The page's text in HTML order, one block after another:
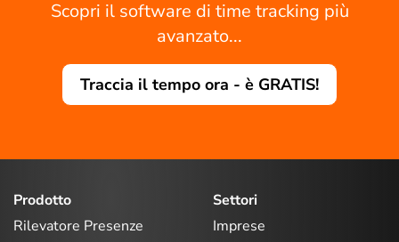
Scopri il software di time tracking più
avanzato...
Traccia il tempo ora - è GRATIS!
Prodotto
Rilevatore Presenze
Settori
Imprese